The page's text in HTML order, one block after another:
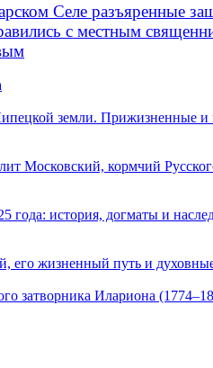
Селе разъяренные
с местным
земли. Прижизненные и
Московский, кормчий
года: история, догматы и
его жизненный путь и
затворника Илариона